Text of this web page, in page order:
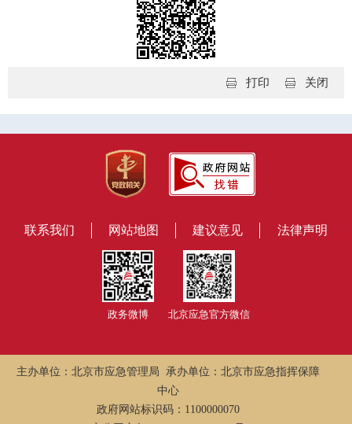
关闭
打印
联系我们 网站地图 建议意见 法律声明
政务微博 北京应急官方微信
主办单位：北京市应急管理局 承办单位：北京市应急指挥保障
中心
政府网站标识码：1100000070